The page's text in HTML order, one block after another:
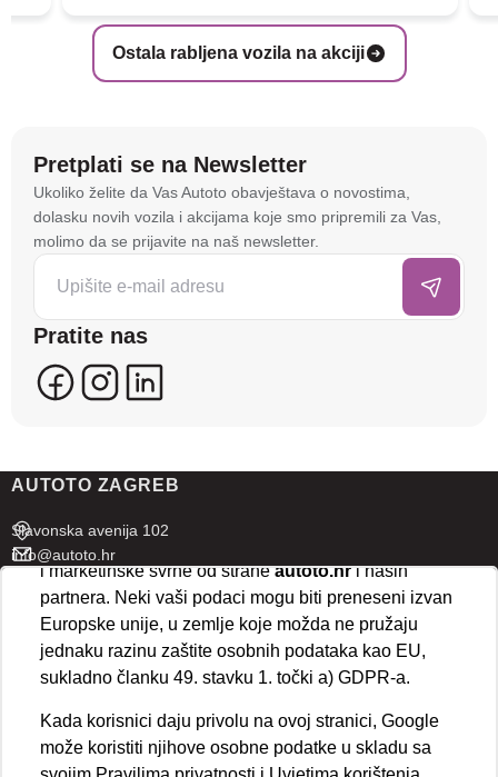
Ostala rabljena vozila na akciji
Pretplati se na Newsletter
Ukoliko želite da Vas Autoto obavještava o novostima,
dolasku novih vozila i akcijama koje smo pripremili za Vas,
molimo da se prijavite na naš newsletter.
Pratite nas
AUTOTO ZAGREB
Slavonska avenija 102
info@autoto.hr
Pon - Pet 07:30-18:00
Sub 08:00-13:00
AUTOTO SPLIT
info@autoto.hr
Pon - Pet 08:00-17:00
Na stranici
tehnologije kako bismo spremali i pristupali
informacijama na vašem uređaju. To nam omogućuje
da poboljšamo funkcionalnost stranice, analiziramo
posjećenost te prikazujemo personalizirane oglase i
sadržaje koji bi vas mogli zanimati. U tu svrhu mogu
se kreirati korisnički profili koji povezuju podatke s
više uređaja i web lokacija. Naši partneri također
koriste ove tehnologije.
ispravno funkcioniranje stranice. Odabirom
kolačića na vaš uređaj i njihovu obradu za analitičke
i marketinške svrhe od straneautoto.hri naših
partnera. Neki vaši podaci mogu biti preneseni izvan
Europske unije, u zemlje koje možda ne pružaju
jednaku razinu zaštite osobnih podataka kao EU,
sukladno članku 49. stavku 1. točki a) GDPR-a.
Kada korisnici daju privolu na ovoj stranici, Google
može koristiti njihove osobne podatke u skladu sa